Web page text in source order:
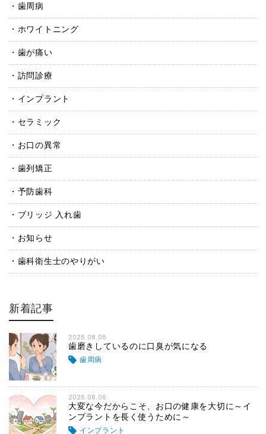
歯周病
ホワイトニング
歯が痛い
訪問診療
インプラント
セラミック
お口の異常
歯列矯正
予防歯科
ブリッジ 入れ歯
お知らせ
歯科衛生士のやりがい
新着記事
2026.08.06
歯磨きしているのに口臭が気になる
歯周病
2026.08.06
大変な今だからこそ、お口の健康を大切に～イ
ンプラントを長く使うために～
インプラント